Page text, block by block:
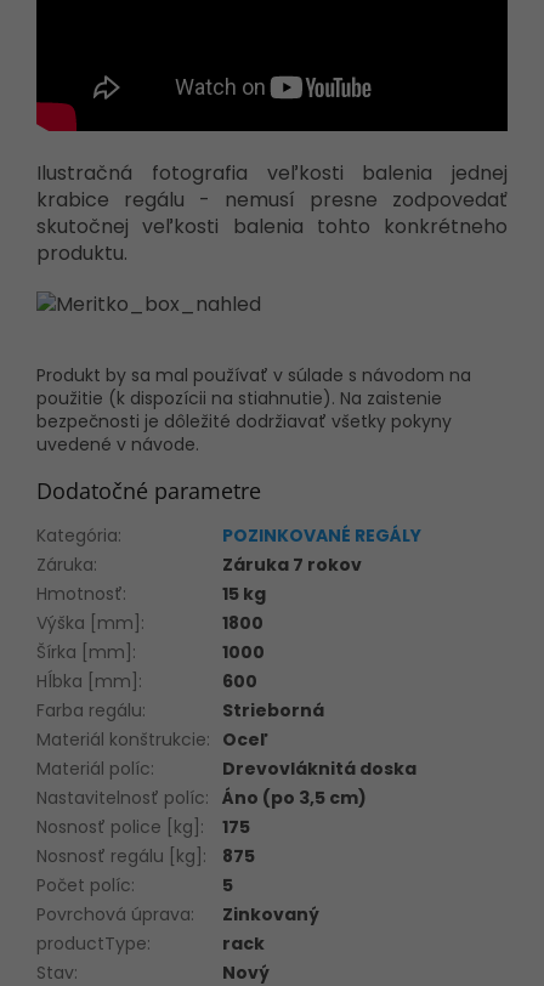
Ilustračná fotografia veľkosti balenia jednej
krabice regálu - nemusí presne zodpovedať
skutočnej veľkosti balenia tohto konkrétneho
produktu.
Produkt by sa mal používať v súlade s návodom na
použitie (k dispozícii na stiahnutie). Na zaistenie
bezpečnosti je dôležité dodržiavať všetky pokyny
uvedené v návode.
Dodatočné parametre
Kategória:
POZINKOVANÉ REGÁLY
Záruka:
Záruka 7 rokov
Hmotnosť:
15 kg
Výška [mm] :
1800
Šírka [mm] :
1000
Hĺbka [mm] :
600
Farba regálu:
Strieborná
Materiál konštrukcie: Oceľ
Materiál políc:
Drevovláknitá doska
Nastavitelnosť políc: Áno (po 3,5 cm)
Nosnosť police [kg] :
175
Nosnosť regálu [kg] :
875
Počet políc:
5
Povrchová úprava:
Zinkovaný
productType:
rack
Stav:
Nový